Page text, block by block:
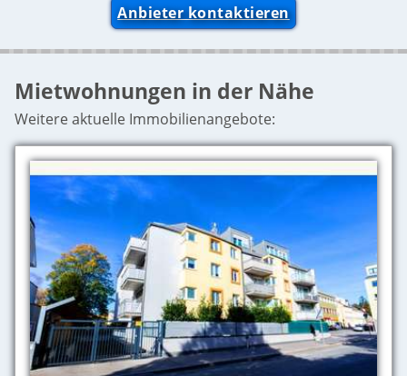
Anbieter kontaktieren
Mietwohnungen in der Nähe
Weitere aktuelle Immobilienangebote: